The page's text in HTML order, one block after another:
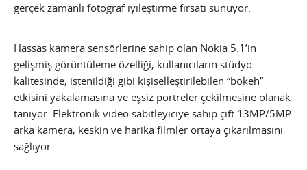
gerçek zamanlı fotoğraf iyileştirme fırsatı sunuyor.
Hassas kamera sensörlerine sahip olan Nokia 5.1’in
gelişmiş görüntüleme özelliği, kullanıcıların stüdyo
kalitesinde, istenildiği gibi kişiselleştirilebilen “bokeh”
etkisini yakalamasına ve eşsiz portreler çekilmesine olanak
tanıyor. Elektronik video sabitleyiciye sahip çift 13MP/5MP
arka kamera, keskin ve harika filmler ortaya çıkarılmasını
sağlıyor.